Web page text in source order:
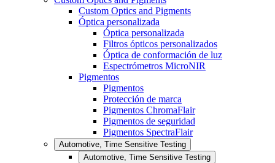
Custom Optics and Pigments
Óptica personalizada
Óptica personalizada
Filtros ópticos personalizados
Óptica de conformación de luz
Espectrómetros MicroNIR
Pigmentos
Pigmentos
Protección de marca
Pigmentos ChromaFlair
Pigmentos de seguridad
Pigmentos SpectraFlair
Automotive, Time Sensitive Testing
Automotive, Time Sensitive Testing